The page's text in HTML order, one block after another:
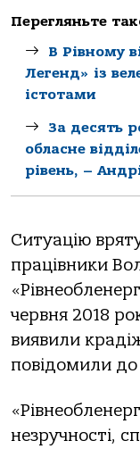
Перегляньте
В Рівному
Легенд» із
істотами
За десять
обласне
рівень, –
Ситуацію
працівники
червня 2018
виявили
повідомили до
незручності,